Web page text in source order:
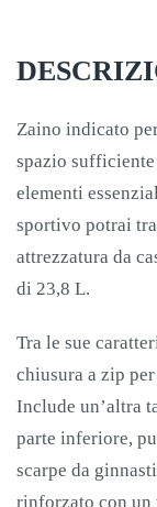
Zaino indicato
spazio
elementi
sportivo potrai
attrezzatura da
di 23,8 L.
Tra le sue
chiusura a zip
Include un’altra
parte inferiore,
scarpe da
rinforzato con un